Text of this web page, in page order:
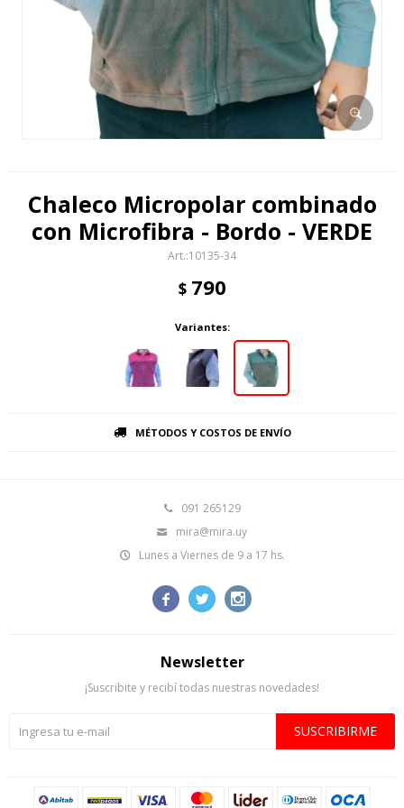
Chaleco Micropolar combinado
con Microfibra - Bordo - VERDE
10135-34
$ 790
Variantes:
MÉTODOS Y COSTOS DE ENVÍO
091 265129
mira@mira.uy
Lunes a Viernes de 9 a 17 hs.
  
Newsletter
¡Suscribite y recibí todas nuestras novedades!
SUSCRIBIRME